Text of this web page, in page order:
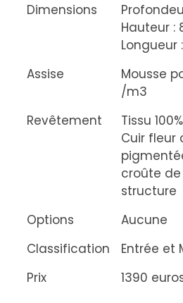
Dimensions
Hauteur :
Longueur
Assise
Mousse
/m3
Revêtement
Tissu
Cuir fleur
croûte
structure
Options
Aucune
Classification
Entrée et
Prix
1390